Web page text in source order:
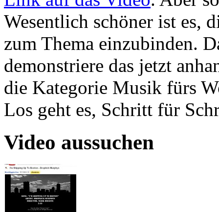
Wesentlich schöner ist es,
zum Thema einzubinden.
demonstriere das jetzt
die Kategorie Musik fürs
Los geht es, Schritt für
Video aussuchen